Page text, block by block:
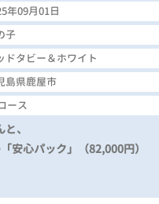
年09月01日
子
ドタビー＆ホワイト
島県鹿屋市
ース
、
安心パック」（82,000円）